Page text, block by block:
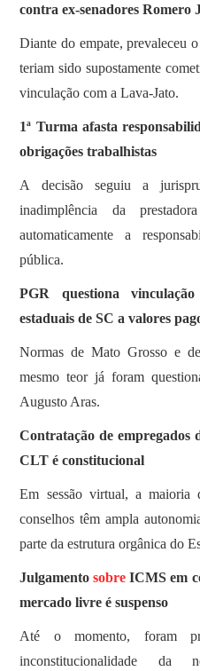
contra ex-senadores Romero
Diante do empate, prevaleceu
teriam sido supostamente
vinculação com a Lava-Jato.
1ª Turma afasta
obrigações trabalhistas
A decisão seguiu a
inadimplência da
automaticamente a
pública.
PGR questiona
estaduais de SC a valores
Normas de Mato Grosso e
mesmo teor já foram
Augusto Aras.
Contratação de empregados
CLT é constitucional
Em sessão virtual, a maioria
conselhos têm ampla
parte da estrutura orgânica do
Julgamentosobre ICMS em
mercado livre é suspenso
Até o momento, foram
inconstitucionalidade